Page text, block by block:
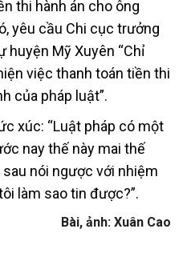
thi hành án cho ông
yêu cầu Chi cục trưởng
huyện Mỹ Xuyên “Chỉ
việc thanh toán tiền thi
của pháp luật”.
xúc: “Luật pháp có một
nay thế này mai thế
nói ngược với nhiệm
làm sao tin được?”.
Bài, ảnh: Xuân Cao